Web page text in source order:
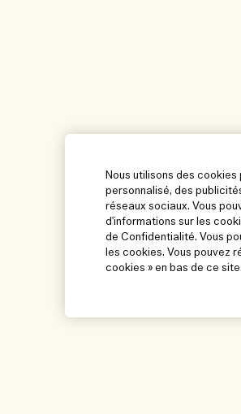
Nous utilisons des
personnalisé, des
réseaux sociaux. Vous
d'informations sur les
de Confidentialité. Vous
les cookies. Vous pouvez
cookies » en bas de ce site.